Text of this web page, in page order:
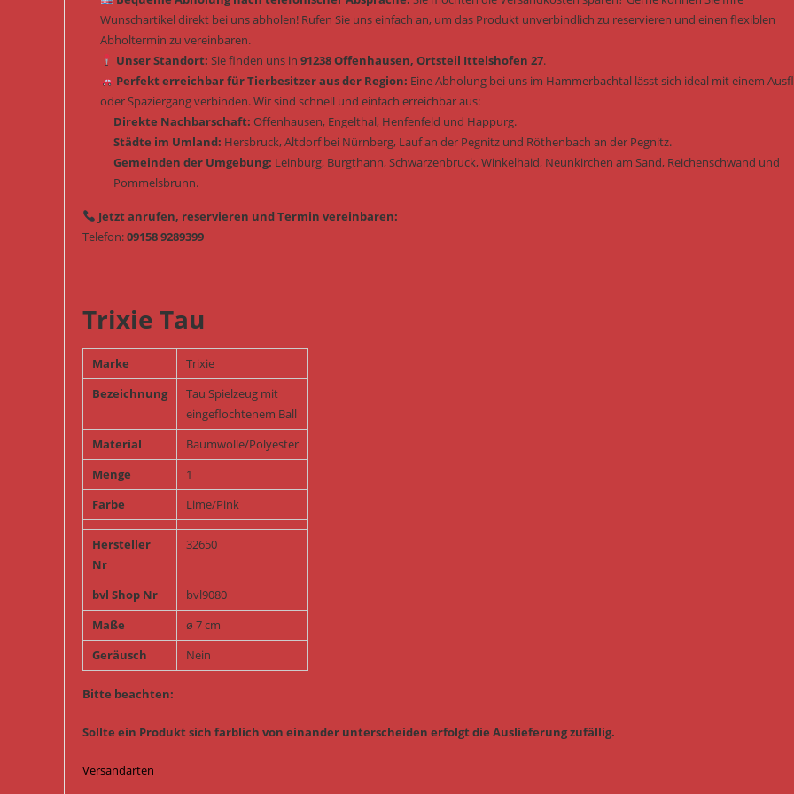
Wunschartikel direkt bei uns abholen! Rufen Sie uns einfach an, um das Produkt unverbindlich zu reservieren und einen flexiblen
Abholtermin zu vereinbaren.
Unser Standort: Sie finden uns in 91238 Offenhausen, Ortsteil Ittelshofen 27.
Perfekt erreichbar für Tierbesitzer aus der Region: Eine Abholung bei uns im Hammerbachtal lässt sich ideal mit einem
oder Spaziergang verbinden. Wir sind schnell und einfach erreichbar aus:
Direkte Nachbarschaft: Offenhausen, Engelthal, Henfenfeld und Happurg.
Städte im Umland: Hersbruck, Altdorf bei Nürnberg, Lauf an der Pegnitz und Röthenbach an der Pegnitz.
Gemeinden der Umgebung: Leinburg, Burgthann, Schwarzenbruck, Winkelhaid, Neunkirchen am Sand, Reichenschwand und
Pommelsbrunn.
Jetzt anrufen, reservieren und Termin vereinbaren:
Telefon:09158 9289399
Trixie Tau
Marke
Trixie
Bezeichnung
Tau Spielzeug mit
eingeflochtenem Ball
Material
Baumwolle/Polyester
Menge
1
Farbe
Lime/Pink
Hersteller
Nr
32650
bvl Shop Nr
bvl9080
Maße
ø 7 cm
Geräusch
Nein
Bitte beachten:
Sollte ein Produkt sich farblich von einander unterscheiden erfolgt die Auslieferung zufällig.
Versandarten